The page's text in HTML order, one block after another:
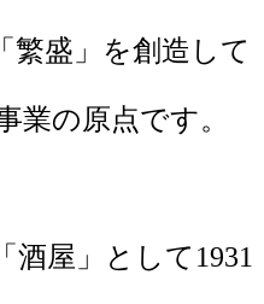
繁盛」を創造して
業の原点です。
酒屋」として1931